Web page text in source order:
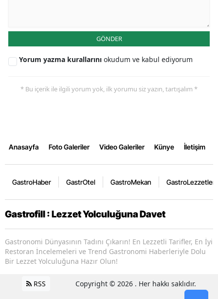
GÖNDER
Yorum yazma kurallarını okudum ve kabul ediyorum
* Bu içerik ile ilgili yorum yok, ilk yorumu siz yazın, tartışalım *
Anasayfa Foto Galeriler Video Galeriler Künye İletişim
GastroHaber GastrOtel GastroMekan GastroLezzetler
Gastrofill : Lezzet Yolculuğuna Davet
Gastronomi Dünyasının Tadını Çıkarın! En Lezzetli Tarifler, En İyi
Restoran İncelemeleri ve Trend Gastronomi Haberleriyle Dolu
Bir Lezzet Yolculuğuna Hazır Olun!
RSS Copyright © 2026 . Her hakkı saklıdır.